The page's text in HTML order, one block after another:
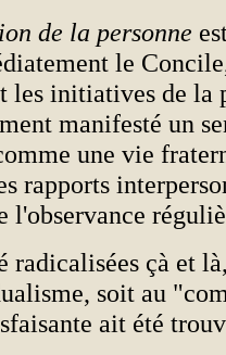
de la personne
le
les initiatives de la
manifesté un
une vie
rapports
l'observance
radicalisées çà et
soit au
ait été